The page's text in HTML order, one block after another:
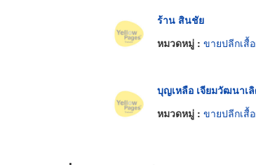
ร้าน สินชัย
หมวดหมู่ : ขายปลีกเสื้
บุญเหลือ เจียมวัฒนาเ
หมวดหมู่ : ขายปลีกเสื้